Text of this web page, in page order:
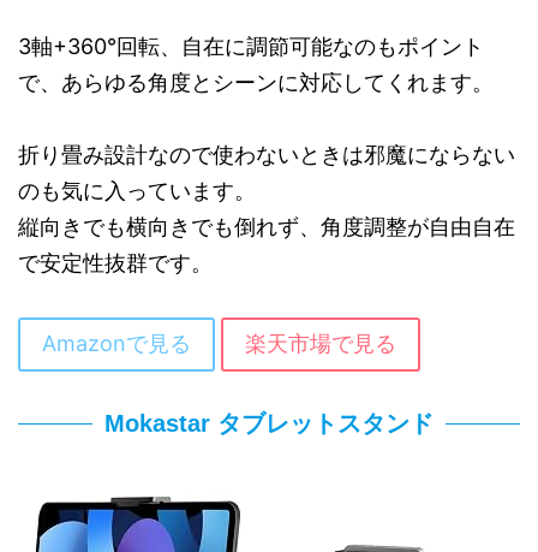
3軸+360°回転、自在に調節可能なのもポイント
で、あらゆる角度とシーンに対応してくれます。
折り畳み設計なので使わないときは邪魔にならない
のも気に入っています。
縦向きでも横向きでも倒れず、角度調整が自由自在
で安定性抜群です。
Amazonで見る 楽天市場で見る
Mokastar タブレットスタンド